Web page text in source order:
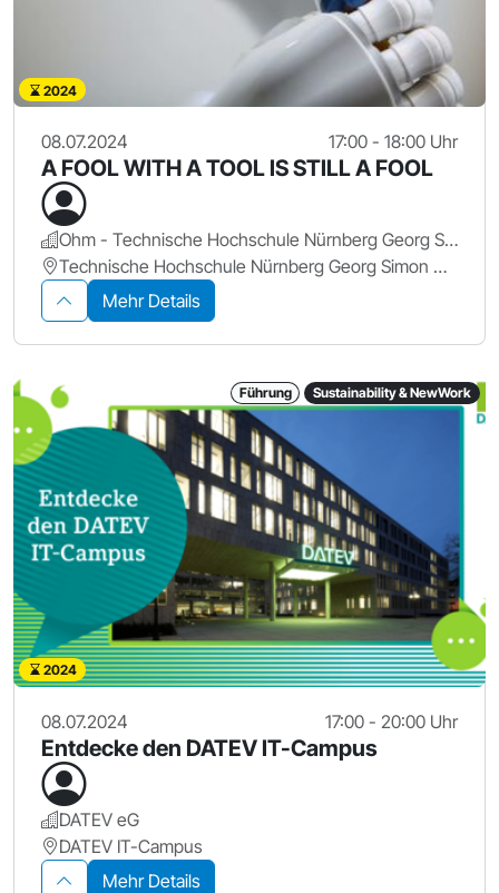
2024
08.07.2024 17:00 - 18:00 Uhr
A FOOL WITH A TOOL IS STILL A FOOL
Ohm - Technische Hochschule Nürnberg Georg Simon Ohm
Technische Hochschule Nürnberg Georg Simon Ohm, KA 604
Mehr Details
Führung Sustainability & NewWork
2024
08.07.2024 17:00 - 20:00 Uhr
Entdecke den DATEV IT-Campus
DATEV eG
DATEV IT-Campus
Mehr Details